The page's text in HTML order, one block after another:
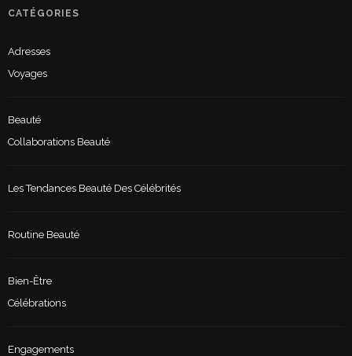
CATÉGORIES
Adresses
Voyages
Beauté
Collaborations Beauté
Les Tendances Beauté Des Célébrités
Routine Beauté
Bien-Être
Célébrations
Engagements